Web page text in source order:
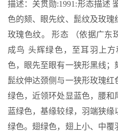
描述：关贯勋:1991:形态描述
色的颏、眼先纹、髭纹及玫
玫瑰色纹。 形态 （依据广东
成鸟 头辉绿色，至耳羽上
色，眼先至眼有一狭形黑线
髭纹伸达颈侧与一狭形玫瑰
绿色，近领环处显蓝色，腰和
蓝绿色，基缘较绿，羽端狭
绿色。翅绿色，翅上小、中